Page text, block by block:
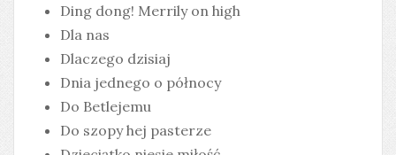
Ding dong! Merrily on high
Dla nas
Dlaczego dzisiaj
Dnia jednego o północy
Do Betlejemu
Do szopy hej pasterze